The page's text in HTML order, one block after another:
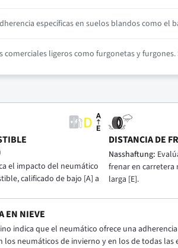
específicas en suelos blandos como el
ligeros como furgonetas y
el impacto del neumático
calificado de bajo [A] a
DISTANCIA DE
Nasshaftung:
frenar en carretera
larga [E].
EN NIEVE
indica que el neumático ofrece una
los neumáticos de invierno y en los de todas las